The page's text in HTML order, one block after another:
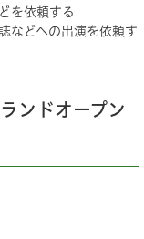
を依頼する
などへの出演を依頼す
ンドオープン